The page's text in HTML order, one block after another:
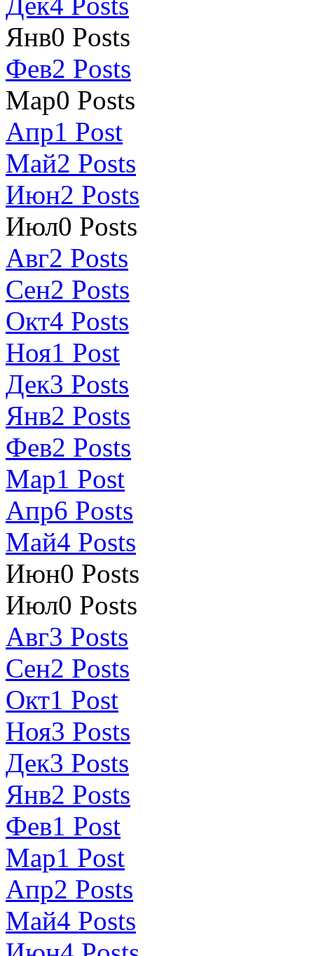
Янв0 Posts
Фев2 Posts
Мар0 Posts
Апр1 Post
Май2 Posts
Июн2 Posts
Июл0 Posts
Авг2 Posts
Сен2 Posts
Окт4 Posts
Ноя1 Post
Дек3 Posts
Янв2 Posts
Фев2 Posts
Мар1 Post
Апр6 Posts
Май4 Posts
Июн0 Posts
Июл0 Posts
Авг3 Posts
Сен2 Posts
Окт1 Post
Ноя3 Posts
Дек3 Posts
Янв2 Posts
Фев1 Post
Мар1 Post
Апр2 Posts
Май4 Posts